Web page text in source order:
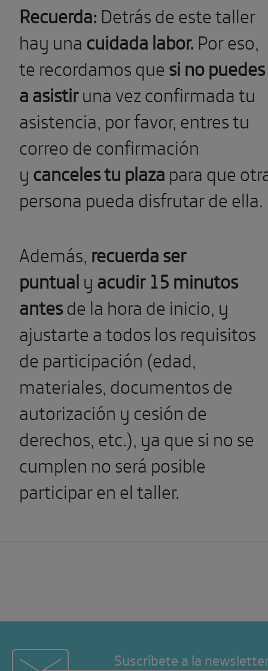
Recuerda: Detrás de este taller
hay unacuidada labor. Por eso,
te recordamos quesi no puedes
a asistiruna vez confirmada tu
asistencia, por favor, entres tu
correo de confirmación
ycanceles tu plazapara que
persona pueda disfrutar de ella.
Además, recuerda ser
puntualyacudir 15 minutos
antesde la hora de inicio, y
ajustarte a todos los requisitos
de participación (edad,
materiales, documentos de
autorización y cesión de
derechos, etc.), ya que si no se
cumplen no será posible
participar en el taller.
Suscríbete a la